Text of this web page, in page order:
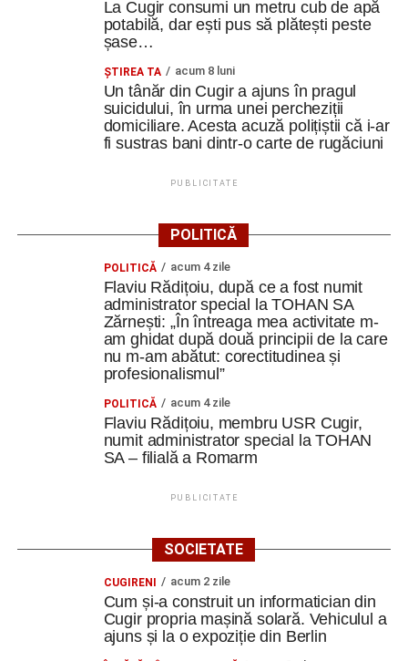
La Cugir consumi un metru cub de apă
potabilă, dar ești pus să plătești peste
șase…
ȘTIREA TA acum 8 luni
Un tânăr din Cugir a ajuns în pragul
suicidului, în urma unei percheziții
domiciliare. Acesta acuză polițiștii că i-ar
fi sustras bani dintr-o carte de rugăciuni
PUBLICITATE
POLITICĂ
POLITICĂ acum 4 zile
Flaviu Rădițoiu, după ce a fost numit
administrator special la TOHAN SA
Zărnești: „În întreaga mea activitate m-
am ghidat după două principii de la care
nu m-am abătut: corectitudinea și
profesionalismul”
POLITICĂ acum 4 zile
Flaviu Rădițoiu, membru USR Cugir,
numit administrator special la TOHAN
SA – filială a Romarm
PUBLICITATE
SOCIETATE
CUGIRENI acum 2 zile
Cum și-a construit un informatician din
Cugir propria mașină solară. Vehiculul a
ajuns și la o expoziție din Berlin